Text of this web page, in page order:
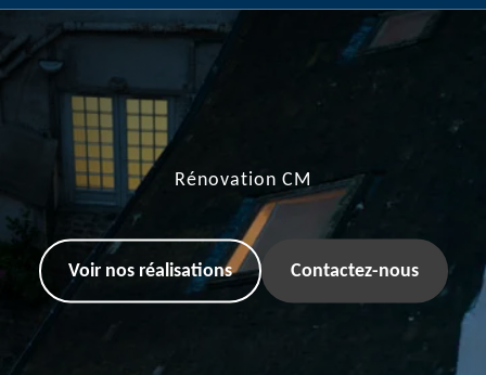
Rénovation CM
Voir nos réalisations Contactez-nous